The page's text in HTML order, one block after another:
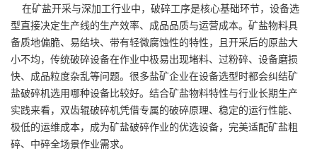
在矿盐开采与深加工行业中，破碎工序是核心基础环节，设备选
型直接决定生产线的生产效率、成品品质与运营成本。矿盐物料具
备质地偏脆、易结块、带有轻微腐蚀性的特性，且开采后的原盐大
小不均，传统破碎设备在作业中极易出现堵料、过粉碎、设备磨损
快、成品粒度杂乱等问题。很多盐矿企业在设备选型时都会纠结矿
盐破碎机选用哪种设备比较好。结合矿盐物料特性与行业长期生产
实践来看，双齿辊破碎机凭借专属的破碎原理、稳定的运行性能、
极低的运维成本，成为矿盐破碎作业的优选设备，完美适配矿盐粗
碎、中碎全场景作业需求。